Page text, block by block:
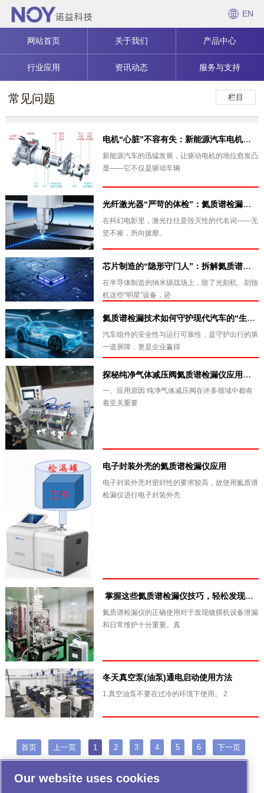
EN
网站首页 关于我们 产品中心
行业应用 资讯动态 服务与支持
栏目
常见问题
电机“心脏”不容有失：新能源汽车电机氦质谱检漏的必要性与实战
新能源汽车的迅猛发展，让驱动电机的地位愈发凸
显——它不仅是驱动车辆
光纤激光器“严苛的体检”：氦质谱检漏测试
在科幻电影里，激光往往是毁灭性的代名词——无
坚不摧，所向披靡。
芯片制造的“隐形守门人”：拆解氦质谱检漏的技术壁垒
在半导体制造的纳米级战场上，除了光刻机、刻蚀
机这些“明星”设备，还
氦质谱检漏技术如何守护现代汽车的“生命线”
汽车组件的安全性与运行可靠性，是守护出行的第
一道屏障，更是企业赢得
探秘纯净气体减压阀氦质谱检漏仪应用、原理与操作全过程
一、应用原因 纯净气体减压阀在许多领域中都有
着至关重要
电子封装外壳的氦质谱检漏仪应用
电子封装外壳对密封性的要求较高，故使用氦质谱
检漏仪进行电子封装外壳
​ 掌握这些氦质谱检漏仪技巧，轻松发现真空镀膜设备泄漏！
氦质谱检漏仪的正确使用对于发现镀膜机设备泄漏
和日常维护十分重要。真
冬天真空泵(油泵)通电启动使用方法
1.真空油泵不要在过冷的环境下使用。 2
首页 上一页 1 2 3 4 5 6 下一页
Our website uses cookies